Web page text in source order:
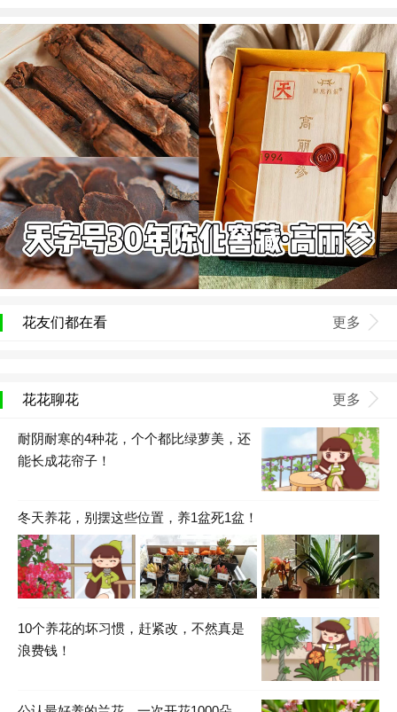
花友们都在看 更多
花花聊花 更多
耐阴耐寒的4种花，个个都比绿萝美，还
能长成花帘子！
冬天养花，别摆这些位置，养1盆死1盆！
10个养花的坏习惯，赶紧改，不然真是
浪费钱！